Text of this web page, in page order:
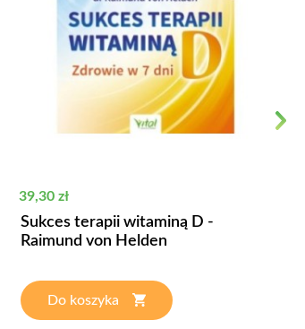
Cena
39,30 zł
Sukces terapii witaminą D -
Raimund von Helden
Do koszyka